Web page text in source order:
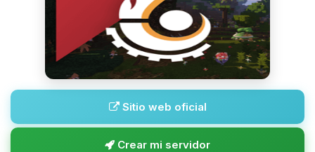
Sitio web oficial
Crear mi servidor